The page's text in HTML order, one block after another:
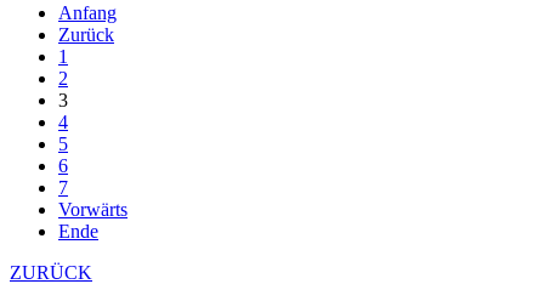
Anfang
Zurück
1
2
3
4
5
6
7
Vorwärts
Ende
ZURÜCK